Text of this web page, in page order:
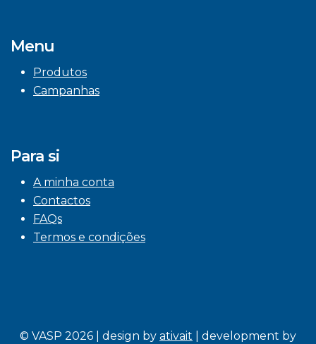
Menu
Produtos
Campanhas
Para si
A minha conta
Contactos
FAQs
Termos e condições
© VASP 2026 | design by ativait | development by